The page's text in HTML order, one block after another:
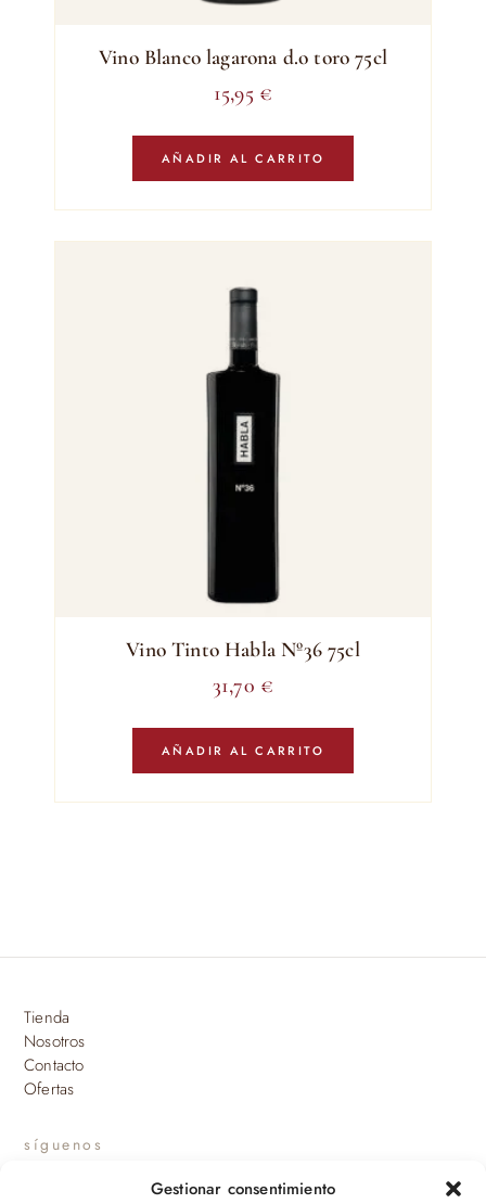
Gestionar consentimiento
Vino Blanco lagarona d.o toro 75cl
15,95 €
AÑADIR AL CARRITO
Vino Tinto Habla Nº36 75cl
31,70 €
AÑADIR AL CARRITO
Tienda
Nosotros
Contacto
Ofertas
síguenos